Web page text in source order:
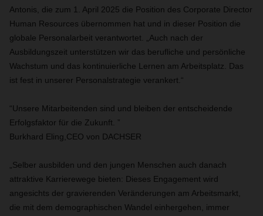
Antonis, die zum 1. April 2025 die Position des Corporate Director
Human Resources übernommen hat und in dieser Position die
globale Personalarbeit verantwortet. „Auch nach der
Ausbildungszeit unterstützen wir das berufliche und persönliche
Wachstum und das kontinuierliche Lernen am Arbeitsplatz. Das
ist fest in unserer Personalstrategie verankert.“
“Unsere Mitarbeitenden sind und bleiben der entscheidende
Erfolgsfaktor für die Zukunft. ”
Burkhard Eling,CEO von DACHSER
„Selber ausbilden und den jungen Menschen auch danach
attraktive Karrierewege bieten: Dieses Engagement wird
angesichts der gravierenden Veränderungen am Arbeitsmarkt,
die mit dem demographischen Wandel einhergehen, immer